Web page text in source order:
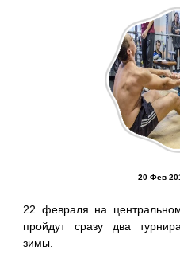
20 Фев
22 февраля на
пройдут сразу два
зимы.